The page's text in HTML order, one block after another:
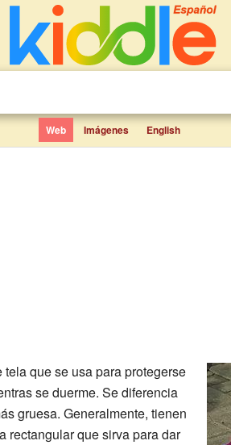
Web Imágenes English
que se usa para protegerse
se duerme. Se diferencia
gruesa. Generalmente, tienen
rectangular que sirva para dar